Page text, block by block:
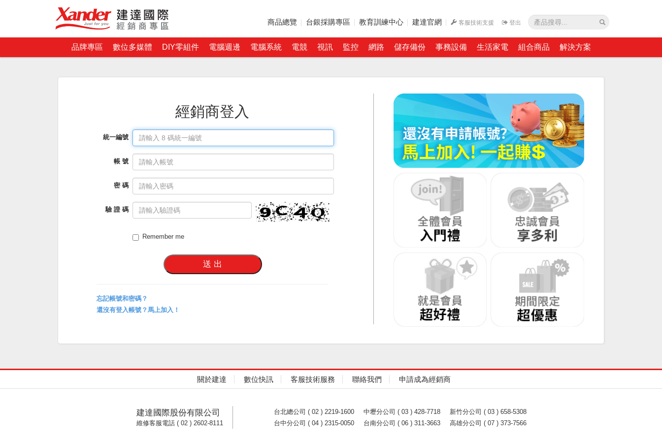
商品總覽 台銀採購專區 教育訓練中心 建達官網 客服技術支援 登出
品牌專區 數位多媒體 DIY零組件 電腦週邊 電腦系統 電競 視訊 監控 網路 儲存備份 事務設備 生活家電 組合商品 解決方案
經銷商登入
統一編號
帳 號
密 碼
驗 證 碼
Remember me
忘記帳號和密碼？
還沒有登入帳號？馬上加入！
關於建達 數位快訊 客服技術服務 聯絡我們 申請成為經銷商
建達國際股份有限公司
維修客服電話 ( 02 ) 2602-8111
台北總公司 ( 02 ) 2219-1600 中壢分公司 ( 03 ) 428-7718
新竹分公司 ( 03 ) 658-5308
台中分公司 ( 04 ) 2315-0050
台南分公司 ( 06 ) 311-3663 高雄分公司 ( 07 ) 373-7566